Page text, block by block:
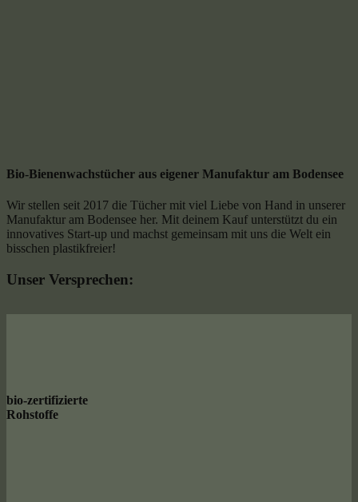
Bio-Bienenwachstücher aus eigener Manufaktur am Bodensee
Wir stellen seit 2017 die Tücher mit viel Liebe von Hand in unserer
Manufaktur am Bodensee her. Mit deinem Kauf unterstützt du ein
innovatives Start-up und machst gemeinsam mit uns die Welt ein
bisschen plastikfreier!
Unser Versprechen:
bio-zertifizierte
Rohstoffe